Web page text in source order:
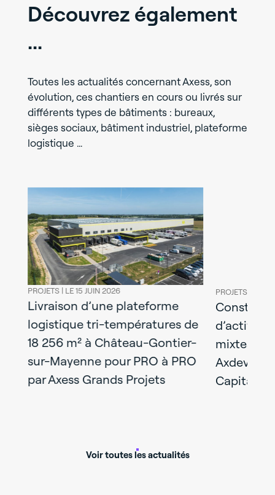
Découvrez également
...
Toutes les actualités concernant Axess, son
évolution, ces chantiers en cours ou livrés sur
différents types de bâtiments : bureaux,
sièges sociaux, bâtiment industriel, plateforme
logistique …
PROJETS | LE 15 JUIN 2026
Livraison d’une plateforme
logistique tri-températures de
18 256 m² à Château-Gontier-
sur-Mayenne pour PRO à PRO
par Axess Grands Projets
PROJETS |
mixtes
Axdev
Capital
Voir toutes les actualités